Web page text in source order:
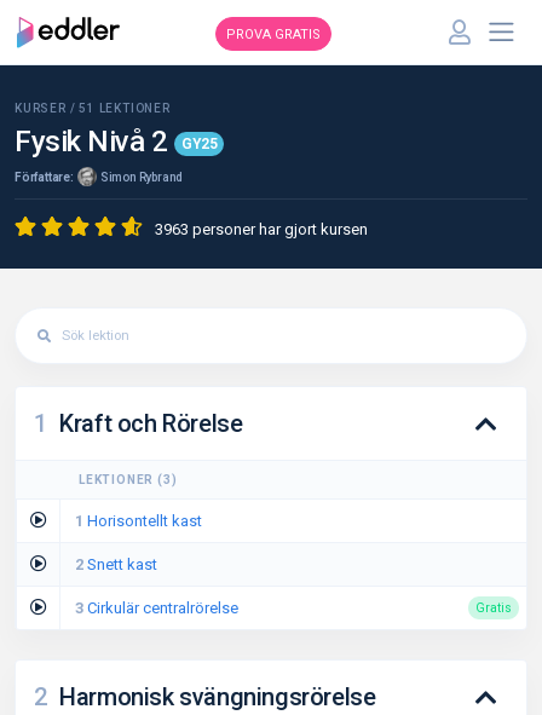
PROVA GRATIS
KURSER /51 LEKTIONER
Fysik Nivå 2 GY25
Författare: Simon Rybrand
3963 personer har gjort kursen
1 Kraft och Rörelse
LEKTIONER (3)
1 Horisontellt kast
2 Snett kast
3 Cirkulär centralrörelse Gratis
2 Harmonisk svängningsrörelse